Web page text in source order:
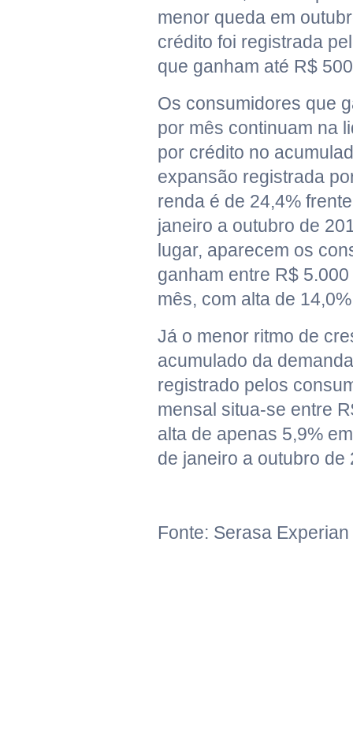
menor queda em
crédito foi registrada
que ganham até R$
Os consumidores que
por mês continuam na
por crédito no
expansão registrada
renda é de 24,4%
janeiro a outubro de
lugar, aparecem os
ganham entre R$
mês, com alta de
Já o menor ritmo de
acumulado da
registrado pelos
mensal situa-se entre
alta de apenas 5,9%
de janeiro a outubro de
Fonte: Serasa Experian